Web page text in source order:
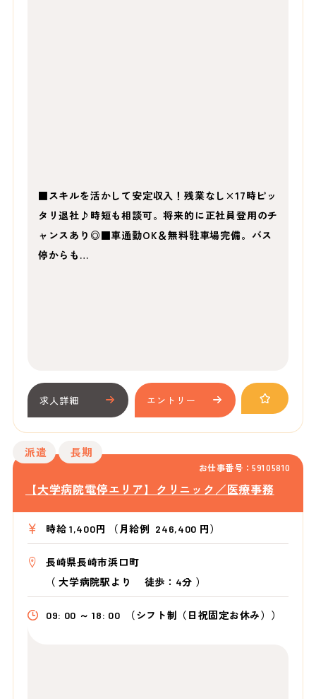
■スキルを活かして安定収入！残業なし×17時ピッ
タリ退社♪時短も相談可。将来的に正社員登用のチ
ャンスあり◎■車通勤OK＆無料駐車場完備。バス
停からも…
求人詳細 エントリー
お仕事番号：59105810
派遣 長期
【大学病院電停エリア】クリニック／医療事務
時給 1,400円 （月給例 246,400 円）
長崎県長崎市浜口町
（大学病院駅より 徒歩：4分 ）
09: 00 ～ 18: 00 （シフト制（日祝固定お休み））